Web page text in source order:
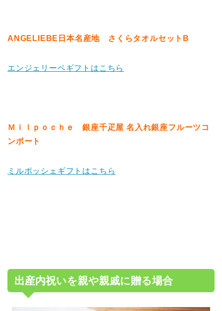
ANGELIEBE日本名産地 さくらタオルセットB
エンジェリーベギフトはこちら
Ｍｉｌｐｏｃｈｅ 銀座千疋屋 名入れ銀座フルーツコ
ンポート
ミルポッシェギフトはこちら
出産内祝いを親や親戚に贈る場合